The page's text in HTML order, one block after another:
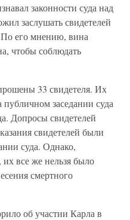
законности суда над
заслушать свидетелей
По его мнению, вина
чтобы соблюдать
33 свидетеля. Их
заседании суда
Допросы свидетелей
свидетелей были
суда. Однако,
все же нельзя было
смертного
об участии Карла в